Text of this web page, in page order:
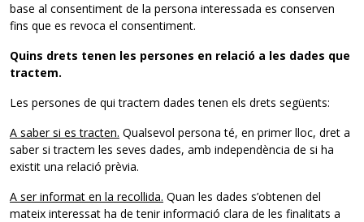
base al consentiment de la persona interessada es conserven
fins que es revoca el consentiment.
Quins drets tenen les persones en relació a les dades que
tractem.
Les persones de qui tractem dades tenen els drets següents:
A saber si es tracten. Qualsevol persona té, en primer lloc, dret a
saber si tractem les seves dades, amb independència de si ha
existit una relació prèvia.
A ser informat en la recollida. Quan les dades s’obtenen del
mateix interessat ha de tenir informació clara de les finalitats a